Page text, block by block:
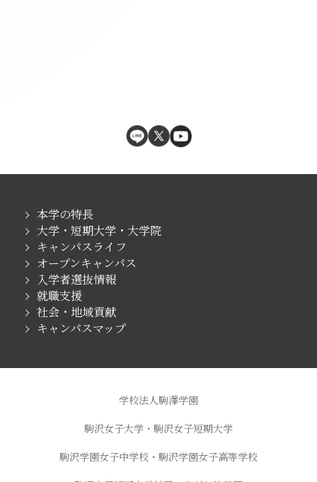
本学の特長
大学・短期大学・大学院
キャンパスライフ
オープンキャンパス
入学者選抜情報
就職支援
社会・地域貢献
キャンパスマップ
学校法人駒澤学園
駒沢女子大学・駒沢女子短期大学
駒沢学園女子中学校・駒沢学園女子高等学校